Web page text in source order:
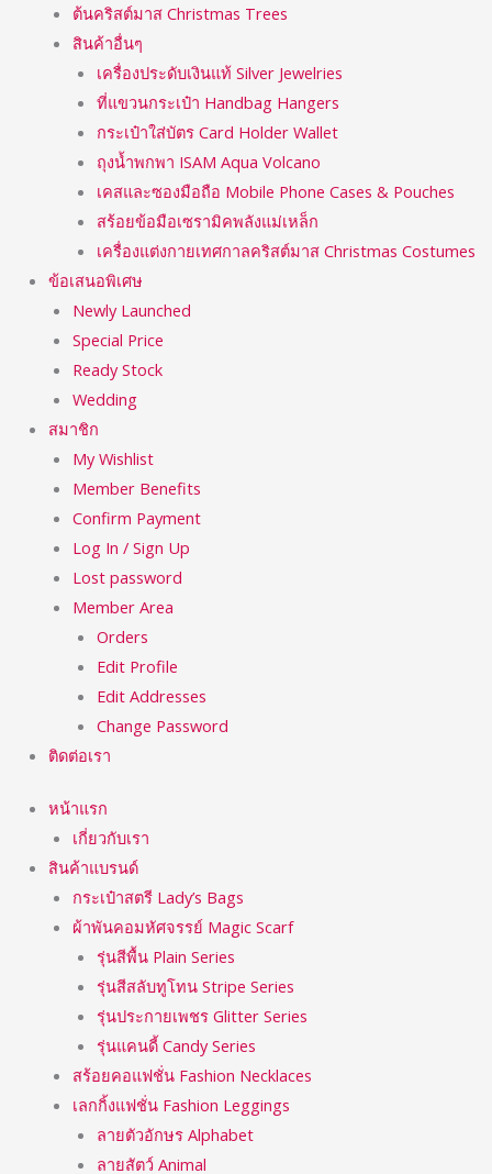
ต้นคริสต์มาส Christmas Trees
สินค้าอื่นๆ
เครื่องประดับเงินแท้ Silver Jewelries
ที่แขวนกระเป๋า Handbag Hangers
กระเป๋าใส่บัตร Card Holder Wallet
ถุงน้ำพกพา ISAM Aqua Volcano
เคสและซองมือถือ Mobile Phone Cases & Pouches
สร้อยข้อมือเซรามิคพลังแม่เหล็ก
เครื่องแต่งกายเทศกาลคริสต์มาส Christmas Costumes
ข้อเสนอพิเศษ
Newly Launched
Special Price
Ready Stock
Wedding
สมาชิก
My Wishlist
Member Benefits
Confirm Payment
Log In / Sign Up
Lost password
Member Area
Orders
Edit Profile
Edit Addresses
Change Password
ติดต่อเรา
หน้าแรก
เกี่ยวกับเรา
สินค้าแบรนด์
กระเป๋าสตรี Lady’s Bags
ผ้าพันคอมหัศจรรย์ Magic Scarf
รุ่นสีพื้น Plain Series
รุ่นสีสลับทูโทน Stripe Series
รุ่นประกายเพชร Glitter Series
รุ่นแคนดี้ Candy Series
สร้อยคอแฟชั่น Fashion Necklaces
เลกกิ้งแฟชั่น Fashion Leggings
ลายตัวอักษร Alphabet
ลายสัตว์ Animal